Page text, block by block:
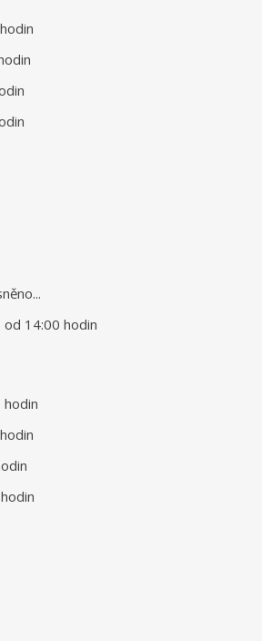
14:00 hodin